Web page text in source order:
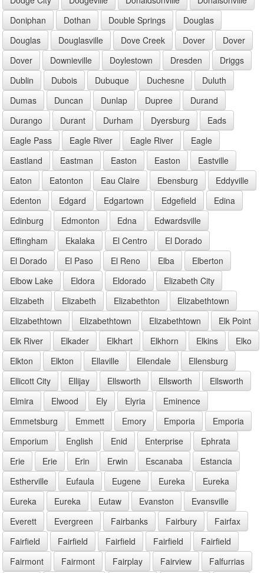
Doniphan
Dothan Double Springs
Douglas
Douglas
Douglasville Dove Creek Dover
Dover
Dover
Downieville Doylestown Dresden
Driggs
Dublin
Dubois Dubuque Duchesne
Duluth
Dumas
Duncan Dunlap Dupree
Durand
Durango
Durant Durham Dyersburg
Eads
Eagle Pass
Eagle River Eagle River
Eagle
Eastland
Eastman Easton Easton
Eastville
Eaton
Eatonton Eau Claire Ebensburg
Eddyville
Edenton
Edgard Edgartown Edgefield
Edina
Edinburg
Edmonton Edna
Edwardsville
Effingham
Ekalaka El Centro
El Dorado
El Dorado
El Paso El Reno Elba
Elberton
Elbow Lake
Eldora Eldorado
Elizabeth City
Elizabeth
Elizabeth Elizabethton
Elizabethtown
Elizabethtown
Elizabethtown Elizabethtown
Elk Point
Elk River
Elkader Elkhart Elkhorn Elkins
Elko
Elkton
Elkton Ellaville Ellendale
Ellensburg
Ellicott City
Ellijay Ellsworth Ellsworth
Ellsworth
Elmira
Elwood Ely Elyria
Eminence
Emmetsburg
Emmett Emory Emporia
Emporia
Emporium
English Enid Enterprise
Ephrata
Erie
Erie Erin Erwin Escanaba
Estancia
Estherville
Eufaula Eugene Eureka
Eureka
Eureka
Eureka Eutaw Evanston
Evansville
Everett
Evergreen Fairbanks Fairbury
Fairfax
Fairfield
Fairfield Fairfield Fairfield
Fairfield
Fairmont
Fairmont Fairplay Fairview Falfurrias